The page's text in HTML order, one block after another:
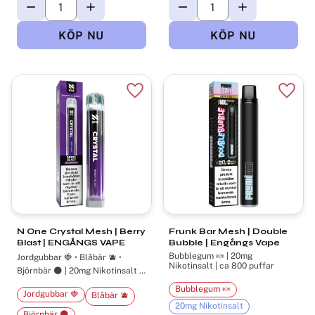
N One Crystal Mesh | Berry
Blast | ENGÅNGS VAPE
Jordgubbar 🍓 • Blåbär 🫐 •
Björnbär 🌑 | 20mg Nikotinsalt |
Jordgubbar 🍓
Blåbär 🫐
Lägg till i favoriter
Frunk Bar Mesh | Double
Bubble | Engångs Vape
Bubblegum 🍬 | 20mg
Nikotinsalt | ca 800 puffar
Bubblegum 🍬
20mg Nikotinsalt